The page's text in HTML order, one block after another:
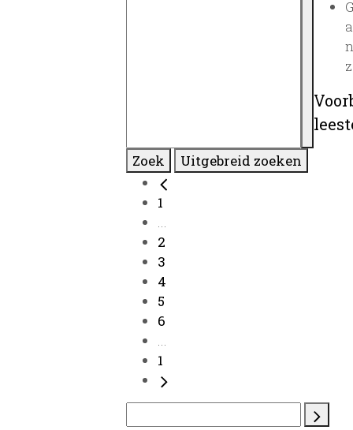
Zoek Uitgebreid zoeken
1
...
2
3
4
5
6
...
1